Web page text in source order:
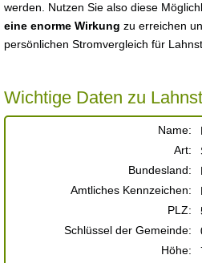
werden. Nutzen Sie also diese
eine enorme Wirkung zu erreichen
persönlichen Stromvergleich für
Wichtige Daten zu
Name:
Art:
Bundesland:
Amtliches Kennzeichen:
PLZ:
Schlüssel der Gemeinde:
Höhe: